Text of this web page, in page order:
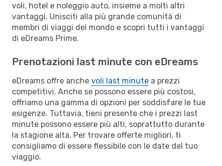
voli, hotel e noleggio auto, insieme a molti altri
vantaggi. Unisciti alla più grande comunità di
membri di viaggi del mondo e scopri tutti i vantaggi
di eDreams Prime.
Prenotazioni last minute con eDreams
eDreams offre anche voli last minute a prezzi
competitivi. Anche se possono essere più costosi,
offriamo una gamma di opzioni per soddisfare le tue
esigenze. Tuttavia, tieni presente che i prezzi last
minute possono essere più alti, soprattutto durante
la stagione alta. Per trovare offerte migliori, ti
consigliamo di essere flessibile con le date del tuo
viaggio.